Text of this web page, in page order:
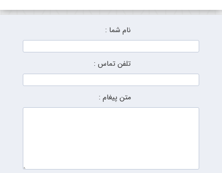
نام شما :
تلفن تماس :
متن پیغام :